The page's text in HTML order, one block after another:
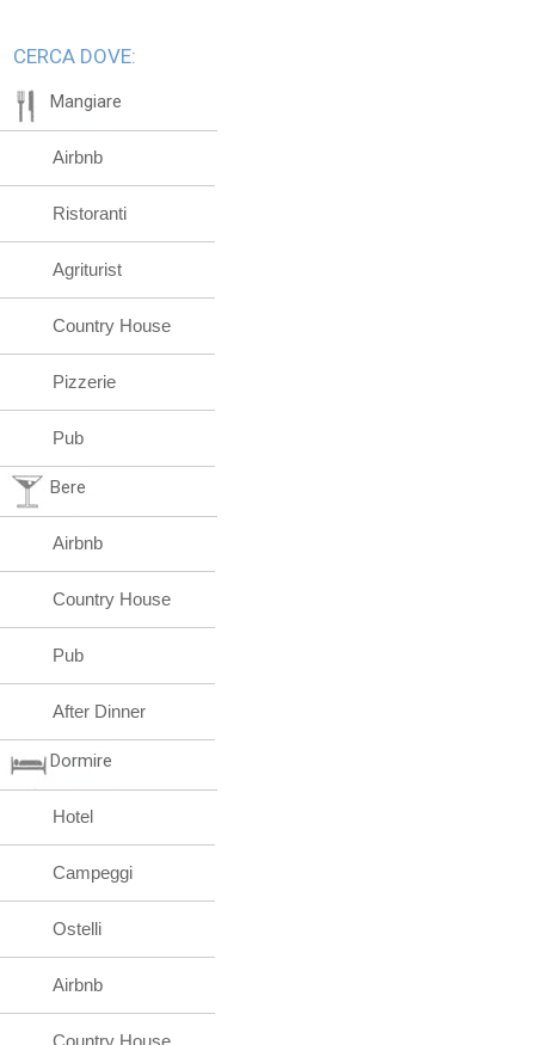
CERCA DOVE:
Mangiare
Airbnb
Ristoranti
Agriturist
Country House
Pizzerie
Pub
Bere
Airbnb
Country House
Pub
After Dinner
Dormire
Hotel
Campeggi
Ostelli
Airbnb
Country House